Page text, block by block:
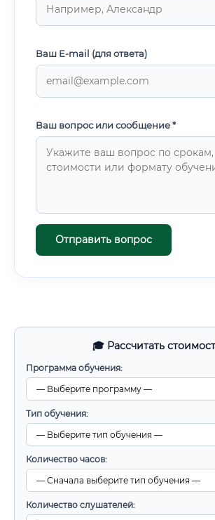
🎓 Рассчитать
Программа обучения:
Тип обучения:
Количество часов:
Количество слушателей:
Ваш E-mail (для ответа)
Ваш вопрос или сообщение *
Отправить вопрос